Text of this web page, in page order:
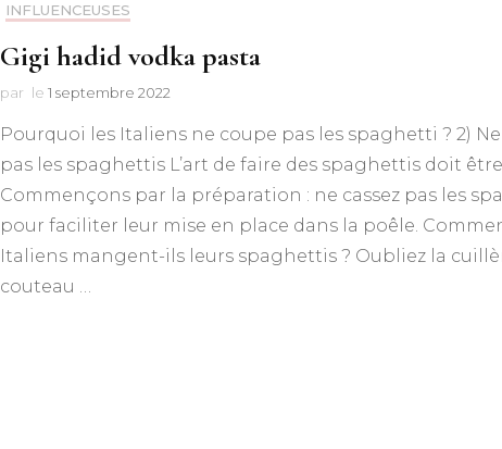
INFLUENCEUSES
Gigi hadid vodka pasta
par le 1 septembre 2022
Pourquoi les Italiens ne coupe pas les spaghetti ? 2)
pas les spaghettis L’art de faire des spaghettis doit
Commençons par la préparation : ne cassez pas les
pour faciliter leur mise en place dans la poêle.
Italiens mangent-ils leurs spaghettis ? Oubliez la
couteau …